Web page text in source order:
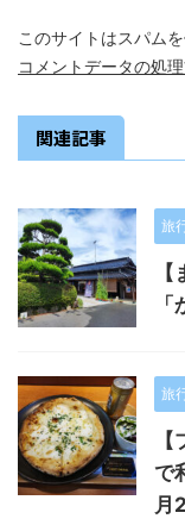
このサイトはスパム
コメントデータの処
関連記事
旅
旅
で
月